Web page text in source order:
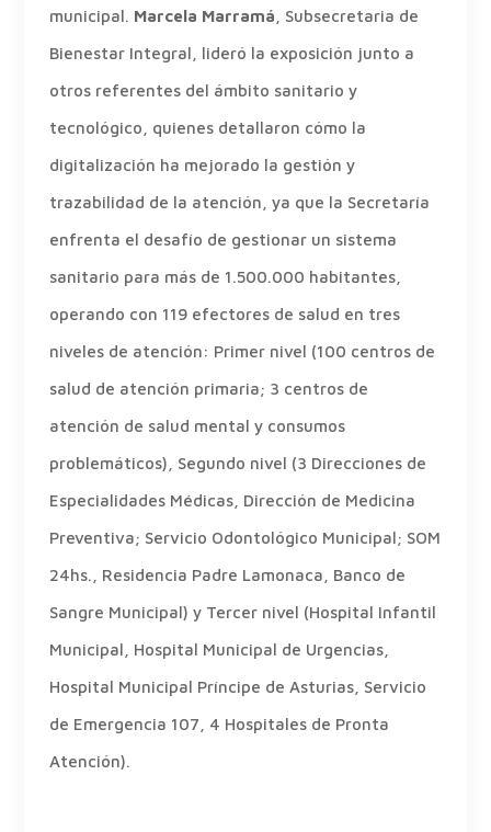
municipal. Marcela Marramá , Subsecretaria de
Bienestar Integral, lideró la exposición junto a
otros referentes del ámbito sanitario y
tecnológico, quienes detallaron cómo la
digitalización ha mejorado la gestión y
trazabilidad de la atención, ya que la Secretaría
enfrenta el desafío de gestionar un sistema
sanitario para más de 1.500.000 habitantes,
operando con 119 efectores de salud en tres
niveles de atención: Primer nivel (100 centros de
salud de atención primaria; 3 centros de
atención de salud mental y consumos
problemáticos), Segundo nivel (3 Direcciones de
Especialidades Médicas, Dirección de Medicina
Preventiva; Servicio Odontológico Municipal; SOM
24hs., Residencia Padre Lamonaca, Banco de
Sangre Municipal) y Tercer nivel (Hospital Infantil
Municipal, Hospital Municipal de Urgencias,
Hospital Municipal Príncipe de Asturias, Servicio
de Emergencia 107, 4 Hospitales de Pronta
Atención).